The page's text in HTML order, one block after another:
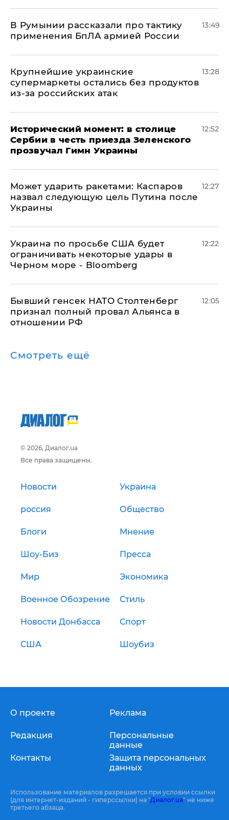
В Румынии рассказали про тактику
применения БпЛА армией России
13:49
Крупнейшие украинские
супермаркеты остались без продуктов
из-за российских атак
13:28
Исторический момент: в столице
Сербии в честь приезда Зеленского
прозвучал Гимн Украины
12:52
Может ударить ракетами: Каспаров
назвал следующую цель Путина после
Украины
12:27
Украина по просьбе США будет
ограничивать некоторые удары в
Черном море - Bloomberg
12:22
Бывший генсек НАТО Столтенберг
признал полный провал Альянса в
отношении РФ
12:05
Смотреть ещё
© 2026, Диалог.ua
Все права защищены.
Новости Украина
россия Общество
Блоги Мнение
Шоу-Биз Пресса
Мир Экономика
Военное Обозрение Стиль
Новости Донбасса Спорт
США Шоубиз
О проекте
Редакция
Контакты
Реклама
Персональные
данные
Защита персональных
данных
Использование материалов разрешается при условии ссылки
(для интернет-изданий - гиперссылки) на "Диалог.ua" не ниже
третьего абзаца.